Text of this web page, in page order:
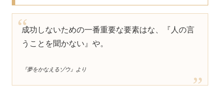
成功しないための一番重要な要素はな、『人の言
うことを聞かない』や。
『夢をかなえるゾウ』より